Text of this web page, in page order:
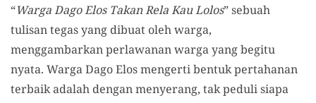
“Warga Dago Elos Takan Rela Kau Lolos” sebuah
tulisan tegas yang dibuat oleh warga,
menggambarkan perlawanan warga yang begitu
nyata. Warga Dago Elos mengerti bentuk pertahanan
terbaik adalah dengan menyerang, tak peduli siapa